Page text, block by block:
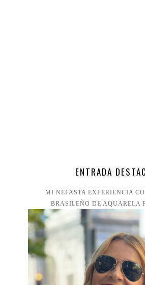
ENTRADA
MI NEFASTA EXPERIENCIA
BRASILEÑO DE AQUARELA